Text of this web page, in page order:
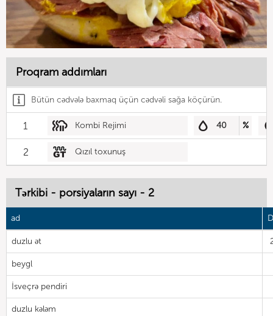
Proqram addımları
Bütün cədvələ baxmaq üçün cədvəli sağa köçürün.
1 Kombi Rejimi 40 %
2 Qızıl toxunuş
Tərkibi - porsiyaların sayı - 2
ad
duzlu ət
beygl
İsveçrə pendiri
duzlu kələm